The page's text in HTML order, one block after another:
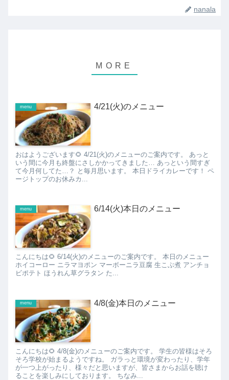
nanala
menu 4/21(火)のメニュー
おはようございます🌻 4/21(火)のメニューのご案内です。 あっと
いう間に今月も終盤にさしかかってきました… あっという間すぎ
て今月何してた…？ と毎月思います。 本日ドライカレーです！ ペ
ージトップのお休みカ...
menu 6/14(火)本日のメニュー
こんにちは🌻 6/14(火)のメニューのご案内です。 本日のメニュー
ホイコーロー ニラマヨポン マーボーニラ豆腐 生こぶ煮 アンチョ
ビポテト ほうれん草グラタン た...
menu 4/8(金)本日のメニュー
こんにちは🌻 4/8(金)のメニューのご案内です。 学生の皆様はそろ
そろ学校が始まるようですね。 ガラっと環境が変わったり、学年
が一つ上がったり、様々だと思いますが、皆さまからお話を聴け
ることを楽しみにしております。 ちなみ...